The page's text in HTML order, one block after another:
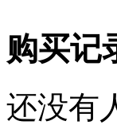
购买记
还没有